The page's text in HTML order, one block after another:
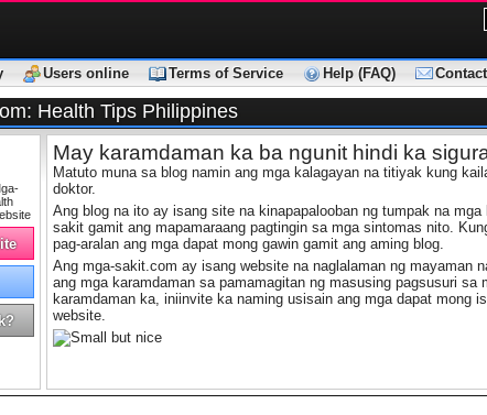
Users online Terms of Service Help (FAQ) Contact
Health Tips Philippines
May karamdaman ka ba ngunit hindi ka
ka ba sa doktor o hindi?
Matuto muna sa blog namin ang mga kalagayan na titiyak kung
doktor.
Ang blog na ito ay isang site na kinapapalooban ng tumpak na
sakit gamit ang mapamaraang pagtingin sa mga sintomas nito.
pag-aralan ang mga dapat mong gawin gamit ang aming blog.
Ang mga-sakit.com ay isang website na naglalaman ng mayaman
ang mga karamdaman sa pamamagitan ng masusing pagsusuri sa
karamdaman ka, iniinvite ka naming usisain ang mga dapat mong
website.